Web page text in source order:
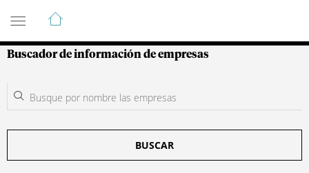
Guía de Empresas Colombianas
Buscador de información de empresas
BUSCAR